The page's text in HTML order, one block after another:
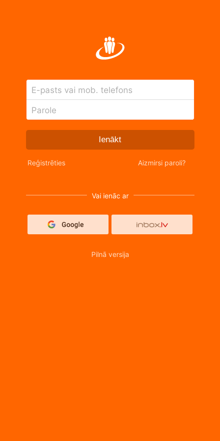
E-pasts vai mob. telefons
Parole
Ienākt
Reģistrēties Aizmirsi paroli?
Vai ienāc ar
Pilnā versija